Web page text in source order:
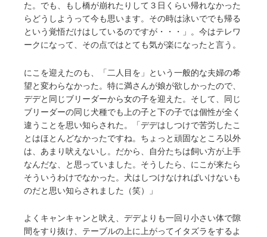
た。でも、もし橋が崩れたりして３日くらい帰れなかった
らどうしようって今も思います。その時は泳いででも帰る
という覚悟だけはしているのですが・・・」。今はテレワ
ークになって、その点ではとても気が楽になったと言う。
にこを迎えたのも、「二人目を」という一般的な夫婦の希
望と変わらなかった。特に満さんが娘が欲しかったので、
デデと同じブリーダーから女の子を迎えた。そして、同じ
ブリーダーの同じ犬種でも上の子と下の子では個性が全く
違うことを思い知らされた。「デデはしつけで苦労したこ
とはほとんどなかったですね。ちょっと頑固なところ以外
は、あまり吠えないし。だから、自分たちは飼い方が上手
なんだな、と思っていました。そうしたら、にこが来たら
そういうわけでなかった。犬はしつけなければいけないも
のだと思い知らされました（笑）」
よくキャンキャンと吠え、デデよりも一回り小さい体で隙
間をすり抜け、テーブルの上に上がってイタズラをするよ